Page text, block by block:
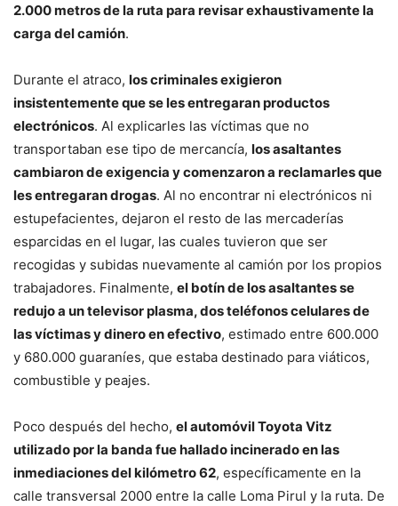
2.000 metros de la ruta para revisar exhaustivamente la
carga del camión.
Durante el atraco, los criminales exigieron
insistentemente que se les entregaran productos
electrónicos. Al explicarles las víctimas que no
transportaban ese tipo de mercancía, los asaltantes
cambiaron de exigencia y comenzaron a reclamarles que
les entregaran drogas. Al no encontrar ni electrónicos ni
estupefacientes, dejaron el resto de las mercaderías
esparcidas en el lugar, las cuales tuvieron que ser
recogidas y subidas nuevamente al camión por los propios
trabajadores. Finalmente, el botín de los asaltantes se
redujo a un televisor plasma, dos teléfonos celulares de
las víctimas y dinero en efectivo, estimado entre 600.000
y 680.000 guaraníes, que estaba destinado para viáticos,
combustible y peajes.
Poco después del hecho, el automóvil Toyota Vitz
utilizado por la banda fue hallado incinerado en las
inmediaciones del kilómetro 62, específicamente en la
calle transversal 2000 entre la calle Loma Pirul y la ruta. De